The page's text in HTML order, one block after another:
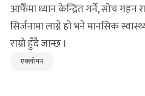
आफैँमा ध्यान केन्द्रित गर्ने, सोच गहन
सिर्जनामा लाग्ने हो भने मानसिक
राम्रो हुँदै जान्छ ।
एक्लोपन